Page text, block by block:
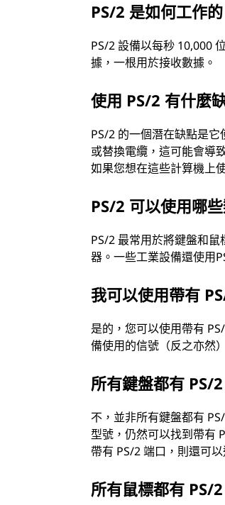
PS/2 是如何工作的
PS/2 設備以每秒 10,000
據，一根用於接收數據。
使用 PS/2 有什麼
PS/2 的一個潛在缺點是
或替換電纜，這可能會導
如果您想在這些計算機上
PS/2 可以使用哪
PS/2 最常用於將鍵盤和
器。一些工業設備還使用
我可以使用帶有
是的，您可以使用帶有
備使用的信號（反之亦然
所有鍵盤都有 PS/
不，並非所有鍵盤都有
型號，仍然可以找到帶有
帶有 PS/2 端口，則還可
所有鼠標都有 PS/